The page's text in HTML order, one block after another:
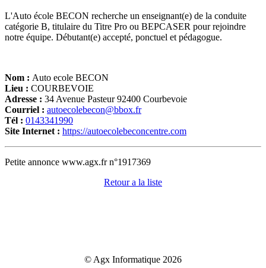
L'Auto école BECON recherche un enseignant(e) de la conduite
catégorie B, titulaire du Titre Pro ou BEPCASER pour rejoindre
notre équipe. Débutant(e) accepté, ponctuel et pédagogue.
Nom : Auto ecole BECON
Lieu : COURBEVOIE
Adresse : 34 Avenue Pasteur 92400 Courbevoie
Courriel : autoecolebecon@bbox.fr
Tél : 0143341990
Site Internet : https://autoecolebeconcentre.com
Petite annonce www.agx.fr n°1917369
Retour a la liste
© Agx Informatique 2026